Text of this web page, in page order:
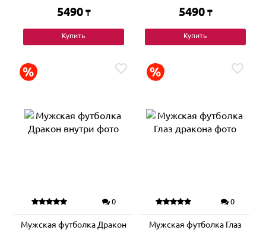
5490 ₸
Купить
5490 ₸
Купить
0
Мужская футболка Дракон
0
Мужская футболка Глаз